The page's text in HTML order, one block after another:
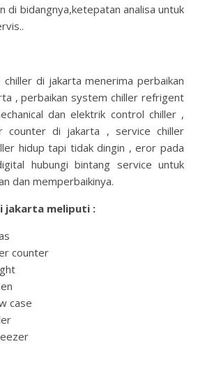
di bidangnya,ketepatan analisa untuk
chiller di jakarta menerima perbaikan
, perbaikan system chiller refrigent
dan elektrik control chiller ,
counter di jakarta , service chiller
hidup tapi tidak dingin , eror pada
hubungi bintang service untuk
dan memperbaikinya.
jakarta meliputi :
counter
case